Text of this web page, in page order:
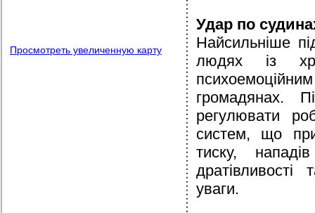
Просмотреть увеличенную карту
Удар по
Найсильніше
людях із
громадянах.
регулювати
систем, що
тиску,
дратівливості
уваги.